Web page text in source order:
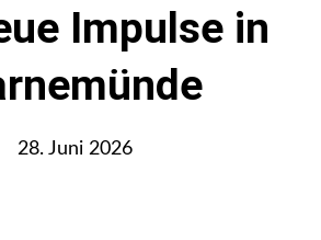
Impulse in
28. Juni 2026